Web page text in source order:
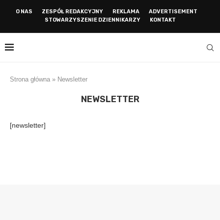
O NAS ZESPÓŁ REDAKCYJNY REKLAMA
ADVERTISEMENT
STOWARZYSZENIE DZIENNIKARZY
KONTAKT
Strona główna » Newsletter
NEWSLETTER
[newsletter]